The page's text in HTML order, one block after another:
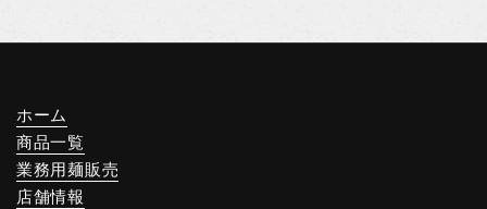
ホーム
商品一覧
業務用麺販売
店舗情報